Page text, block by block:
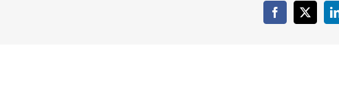
Facebook
X